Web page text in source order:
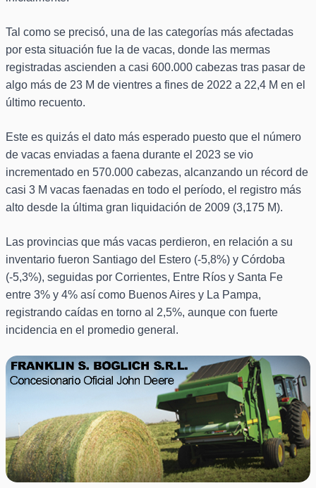
Tal como se precisó, una de las categorías más afectadas
por esta situación fue la de vacas, donde las mermas
registradas ascienden a casi 600.000 cabezas tras pasar de
algo más de 23 M de vientres a fines de 2022 a 22,4 M en el
último recuento.
Este es quizás el dato más esperado puesto que el número
de vacas enviadas a faena durante el 2023 se vio
incrementado en 570.000 cabezas, alcanzando un récord de
casi 3 M vacas faenadas en todo el período, el registro más
alto desde la última gran liquidación de 2009 (3,175 M).
Las provincias que más vacas perdieron, en relación a su
inventario fueron Santiago del Estero (-5,8%) y Córdoba
(-5,3%), seguidas por Corrientes, Entre Ríos y Santa Fe
entre 3% y 4% así como Buenos Aires y La Pampa,
registrando caídas en torno al 2,5%, aunque con fuerte
incidencia en el promedio general.